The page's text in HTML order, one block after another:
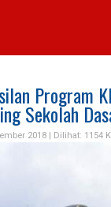
Program
Sekolah
2018 | Dilihat: 1154